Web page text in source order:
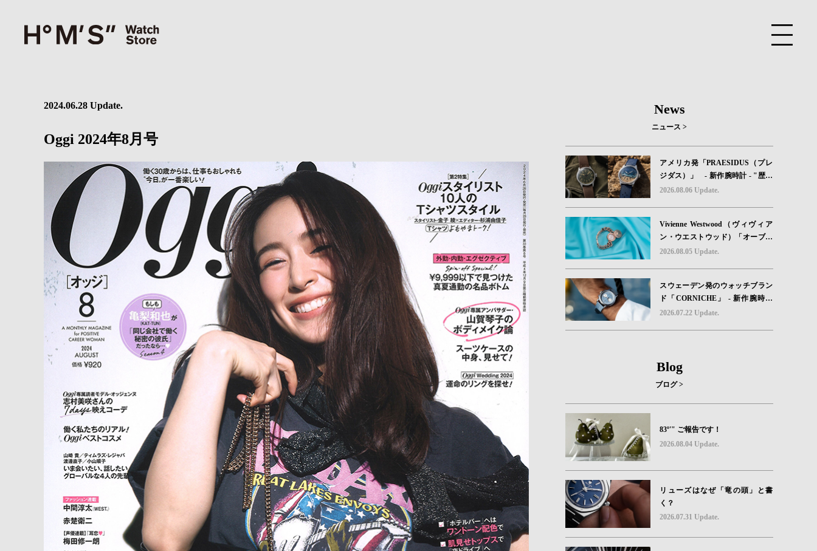
2024.06.28 Update.
Oggi 2024年8月号
News
ニュース >
アメリカ発「PRAESIDUS（プレ
ジダス）」 - 新作腕時計 - "歴史
を身に着ける“ -戦場を駆け抜けた
字盤に閉じ込めた「A-11」コレク
ション2種類が発売。
2026.08.06 Update.
Vivienne Westwood（ヴィヴィア
ン・ウエストウッド）「オーブボ
タン」コレクションに、⽇本限定
2026.08.05 Update.
スウェーデン発のウォッチブラン
ド「CORNICHE」 - 新作腕時計
地中海の夏を映す、爽やかなブル
2026.07.22 Update.
Blog
ブログ >
83º'" ご報告です！
2026.08.04 Update.
リューズはなぜ「竜の頭」と書
く？
2026.07.31 Update.